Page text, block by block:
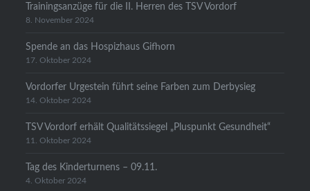
Trainingsanzüge für die II. Herren des TSV Vordorf
8. November 2024
Spende an das Hospizhaus Gifhorn
17. Oktober 2024
Vordorfer Urgestein führt seine Farben zum Derbysieg
14. Oktober 2024
TSV Vordorf erhält Qualitätssiegel „Pluspunkt Gesundheit“
11. Oktober 2024
Tag des Kinderturnens – 09.11.
4. Oktober 2024